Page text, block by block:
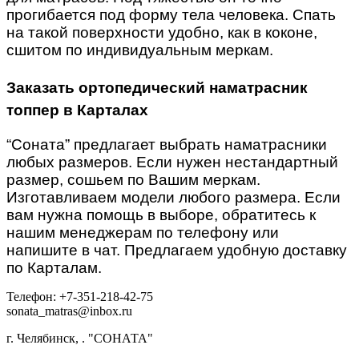
прогибается под форму тела человека. Спать
на такой поверхности удобно, как в коконе,
сшитом по индивидуальным меркам.
Заказать ортопедический наматрасник
топпер в Карталах
“Соната” предлагает выбрать наматрасники
любых размеров. Если нужен нестандартный
размер, сошьем по Вашим меркам.
Изготавливаем модели любого размера. Если
вам нужна помощь в выборе, обратитесь к
нашим менеджерам по телефону или
напишите в чат. Предлагаем удобную доставку
по Карталам.
Телефон: +7-351-218-42-75
sonata_matras@inbox.ru
г. Челябинск, . "СОНАТА"